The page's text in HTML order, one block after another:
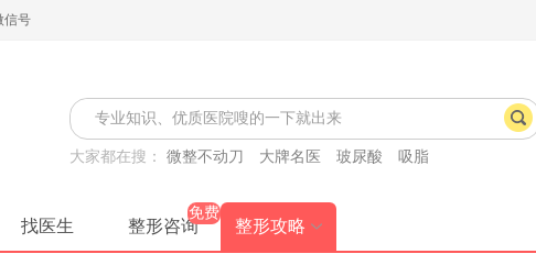
信号
大家都在搜： 微整不动刀 大牌名医 玻尿酸 吸脂
找医生 整形咨询
免费
整形攻略